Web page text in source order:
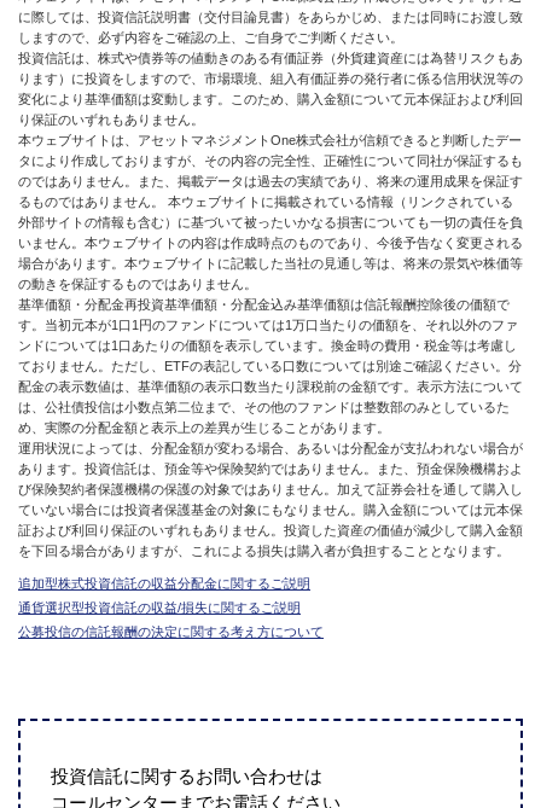
に際しては、投資信託説明書（交付目論見書）をあらかじめ、または同時にお渡し致
しますので、必ず内容をご確認の上、ご自身でご判断ください。
投資信託は、株式や債券等の値動きのある有価証券（外貨建資産には為替リスクもあ
ります）に投資をしますので、市場環境、組入有価証券の発行者に係る信用状況等の
変化により基準価額は変動します。このため、購入金額について元本保証および利回
り保証のいずれもありません。
本ウェブサイトは、アセットマネジメントOne株式会社が信頼できると判断したデー
タにより作成しておりますが、その内容の完全性、正確性について同社が保証するも
のではありません。また、掲載データは過去の実績であり、将来の運用成果を保証す
るものではありません。 本ウェブサイトに掲載されている情報（リンクされている
外部サイトの情報も含む）に基づいて被ったいかなる損害についても一切の責任を負
いません。本ウェブサイトの内容は作成時点のものであり、今後予告なく変更される
場合があります。本ウェブサイトに記載した当社の見通し等は、将来の景気や株価等
の動きを保証するものではありません。
基準価額・分配金再投資基準価額・分配金込み基準価額は信託報酬控除後の価額で
す。当初元本が1口1円のファンドについては1万口当たりの価額を、それ以外のファ
ンドについては1口あたりの価額を表示しています。換金時の費用・税金等は考慮し
ておりません。ただし、ETFの表記している口数については別途ご確認ください。分
配金の表示数値は、基準価額の表示口数当たり課税前の金額です。表示方法について
は、公社債投信は小数点第二位まで、その他のファンドは整数部のみとしているた
め、実際の分配金額と表示上の差異が生じることがあります。
運用状況によっては、分配金額が変わる場合、あるいは分配金が支払われない場合が
あります。投資信託は、預金等や保険契約ではありません。また、預金保険機構およ
び保険契約者保護機構の保護の対象ではありません。加えて証券会社を通して購入し
ていない場合には投資者保護基金の対象にもなりません。購入金額については元本保
証および利回り保証のいずれもありません。投資した資産の価値が減少して購入金額
を下回る場合がありますが、これによる損失は購入者が負担することとなります。
追加型株式投資信託の収益分配金に関するご説明
通貨選択型投資信託の収益/損失に関するご説明
公募投信の信託報酬の決定に関する考え方について
投資信託に関するお問い合わせは
コールセンターまでお電話ください